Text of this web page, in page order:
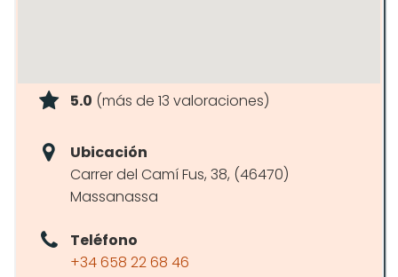
5.0 (más de 13 valoraciones)
Ubicación
Carrer del Camí Fus, 38, (46470)
Massanassa
Teléfono
+34 658 22 68 46